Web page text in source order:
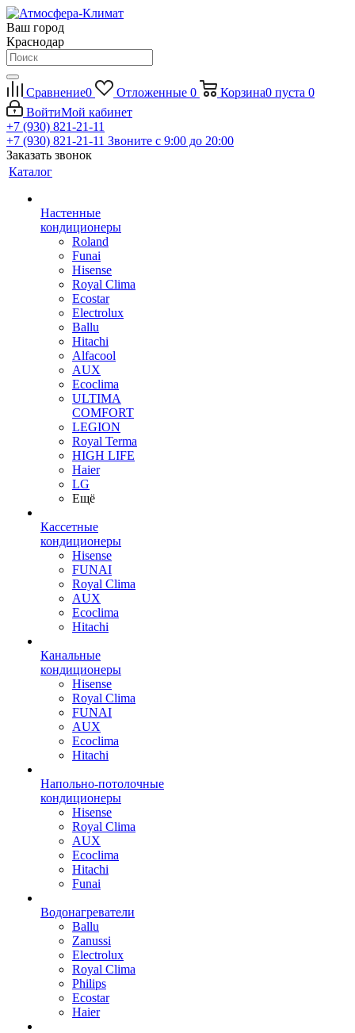
Ваш город
Краснодар
Сравнение0 Отложенные 0 Корзина0 пуста 0
ВойтиМой кабинет
+7 (930) 821-21-11
+7 (930) 821-21-11 Звоните с 9:00 до 20:00
Заказать звонок
Каталог
Настенные
кондиционеры
Roland
Funai
Hisense
Royal Clima
Ecostar
Electrolux
Ballu
Hitachi
Alfacool
AUX
Ecoclima
ULTIMA
COMFORT
LEGION
Royal Terma
HIGH LIFE
Haier
LG
Ещё
Кассетные
кондиционеры
Hisense
FUNAI
Royal Clima
AUX
Ecoclima
Hitachi
Канальные
кондиционеры
Hisense
Royal Clima
FUNAI
AUX
Ecoclima
Hitachi
Напольно-потолочные
кондиционеры
Hisense
Royal Clima
AUX
Ecoclima
Hitachi
Funai
Водонагреватели
Ballu
Zanussi
Electrolux
Royal Clima
Philips
Ecostar
Haier